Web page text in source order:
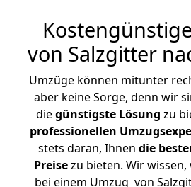
von Salzgitter
Umzüge können mitunter
aber keine Sorge, denn wir
diegünstigste Lösung zu
professionellen
stets daran, Ihnen die
Preisezu bieten. Wir
bei einem Umzug von